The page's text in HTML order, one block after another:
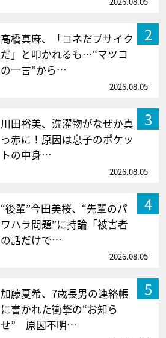
2
高橋真麻、「コネだブサイク
だ」と叩かれるも…“マツコ
の一言”から…
2026.08.05
3
川田裕美、洗濯物がなぜか真
っ赤に！原因は息子のポケッ
トの中身…
2026.08.05
4
“後輩”今田美桜、“先輩のパ
ワハラ問題”に持論「被害者
の話だけで…
2026.08.05
5
加藤夏希、7歳長男の連絡帳
に書かれた衝撃の“お知ら
せ” 原因不明…